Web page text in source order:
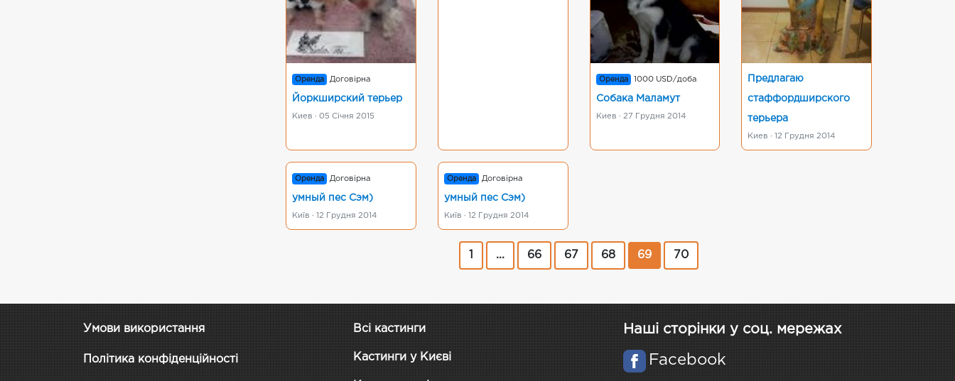
Оренда Договірна
Йоркширский терьер
Киев · 05 Січня 2015
Оренда 1000 USD/доба
Собака Маламут
Киев · 27 Грудня 2014
Предлагаю
стаффордширского
терьера
Киев · 12 Грудня 2014
Оренда Договірна
умный пес Сэм)
Київ · 12 Грудня 2014
Оренда Договірна
умный пес Сэм)
Київ · 12 Грудня 2014
... 66 67 68 69 70
Умови використання
Політика конфіденційності
Всі кастинги
Кастинги у Києві
Наші сторінки у соц. мережах
Facebook